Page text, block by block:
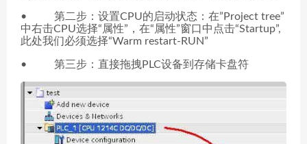
• 第二步：设置CPU的启动状态：在”Project tree”
中右击CPU选择“属性”，在“属性”窗口中点击“Startup”,
此处我们必须选择“Warm restart-RUN”
• 第三步：直接拖拽PLC设备到存储卡盘符